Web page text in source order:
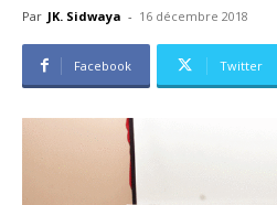
Par JK. Sidwaya - 16 décembre 2018
Facebook Twitter